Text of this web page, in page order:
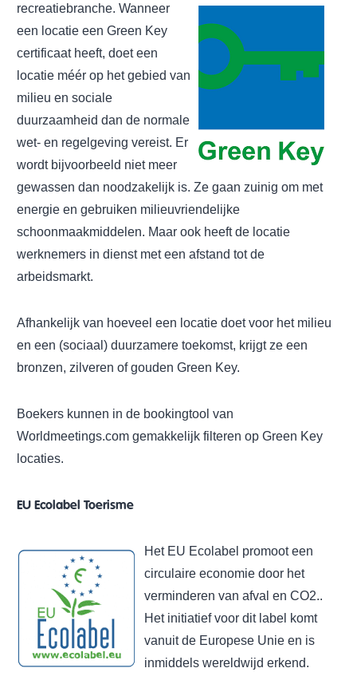
recreatiebranche. Wanneer
een locatie een Green Key
certificaat heeft, doet een
locatie méér op het gebied van
milieu en sociale
duurzaamheid dan de normale
wet- en regelgeving vereist. Er
wordt bijvoorbeeld niet meer
gewassen dan noodzakelijk is. Ze gaan zuinig om met
energie en gebruiken milieuvriendelijke
schoonmaakmiddelen. Maar ook heeft de locatie
werknemers in dienst met een afstand tot de
arbeidsmarkt.
Afhankelijk van hoeveel een locatie doet voor het milieu
en een (sociaal) duurzamere toekomst, krijgt ze een
bronzen, zilveren of gouden Green Key.
Boekers kunnen in de bookingtool van
Worldmeetings.com gemakkelijk filteren op Green Key
locaties.
EU Ecolabel Toerisme
Het EU Ecolabel promoot een
circulaire economie door het
verminderen van afval en CO2..
Het initiatief voor dit label komt
vanuit de Europese Unie en is
inmiddels wereldwijd erkend.